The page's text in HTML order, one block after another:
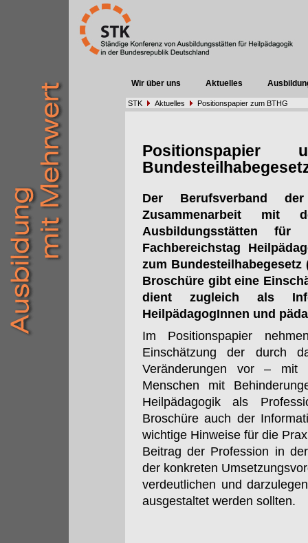
Wir über uns Aktuelles
STK Aktuelles Positionspapier zum BTHG
Der Berufsverband
Zusammenarbeit mit
Ausbildungsstätten
Fachbereichstag
zum
Broschüre gibt eine
dient zugleich als
HeilpädagogInnen und
Im Positionspapier
Einschätzung der durch
Veränderungen vor – mit
Menschen mit
Heilpädagogik als
Broschüre auch der
wichtige Hinweise für die
Beitrag der Profession in
der konkreten
verdeutlichen und
ausgestaltet werden sollten.